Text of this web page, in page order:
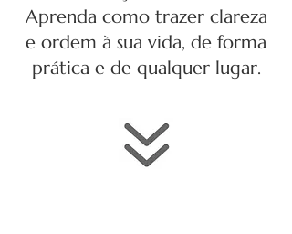
Aprenda como trazer clareza
e ordem à sua vida, de forma
prática e de qualquer lugar.